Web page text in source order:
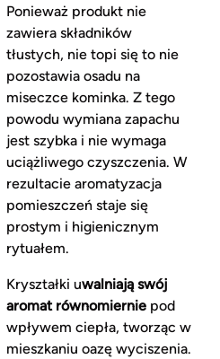
Ponieważ produkt nie
zawiera składników
tłustych, nie topi się to nie
pozostawia osadu na
miseczce kominka. Z tego
powodu wymiana zapachu
jest szybka i nie wymaga
uciążliwego czyszczenia. W
rezultacie aromatyzacja
pomieszczeń staje się
prostym i higienicznym
rytuałem.
Kryształki uwalniają swój
aromat równomiernie pod
wpływem ciepła, tworząc w
mieszkaniu oazę wyciszenia.